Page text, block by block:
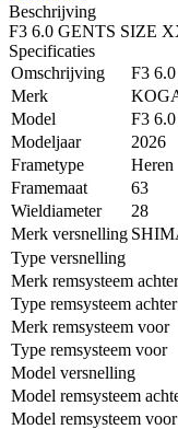
Beschrijving
F3 6.0 GENTS SIZE
Specificaties
Omschrijving
F3
Merk
Model
F3
Modeljaar
2026
Frametype
Heren
Framemaat
63
Wieldiameter
28
Merk versnelling
Type versnelling
Merk remsysteem achter
Type remsysteem achter
Merk remsysteem voor
Type remsysteem voor
Model versnelling
Model remsysteem
Model remsysteem voor